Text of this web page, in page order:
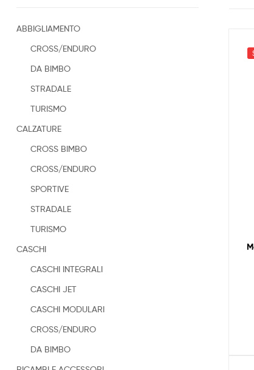
ABBIGLIAMENTO
CROSS/ENDURO
DA BIMBO
STRADALE
TURISMO
CALZATURE
CROSS BIMBO
CROSS/ENDURO
SPORTIVE
STRADALE
TURISMO
CASCHI
CASCHI INTEGRALI
CASCHI JET
CASCHI MODULARI
CROSS/ENDURO
DA BIMBO